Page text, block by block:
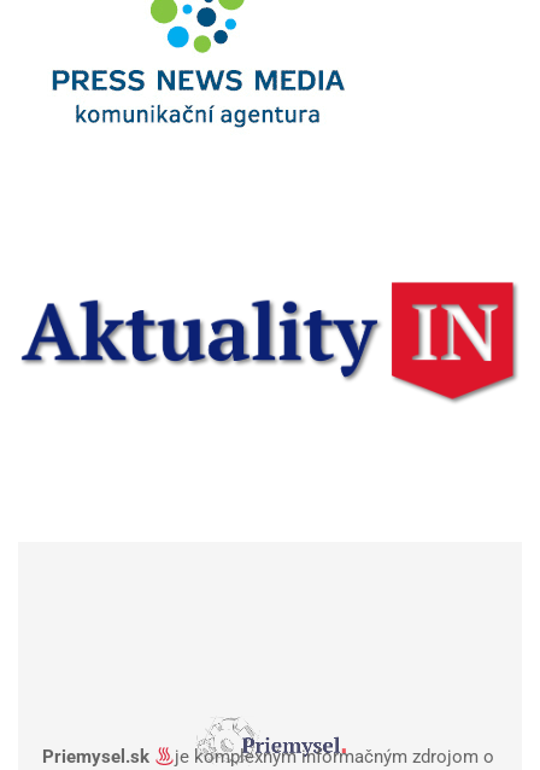
Priemysel.sk
je komplexným informačným zdrojom o